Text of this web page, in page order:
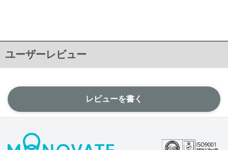
ユーザーレビュー
レビューを書く